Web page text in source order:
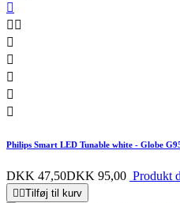

 





Philips Smart LED Tunable white - Globe
DKK 47,50DKK 95,00 Produkt
 Tilføj til kurv